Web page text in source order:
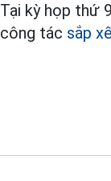
Tại kỳ họp thứ
công tác sắp